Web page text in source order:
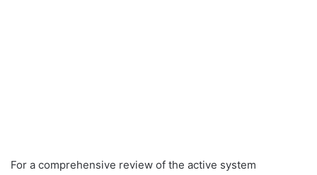
For a comprehensive review of the active system